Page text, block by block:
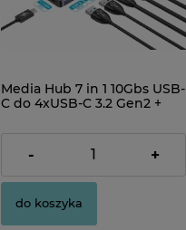
Media Hub 7 in 1 10Gbs USB-
C do 4xUSB-C 3.2 Gen2 +
84,00 zł
- +
do koszyka